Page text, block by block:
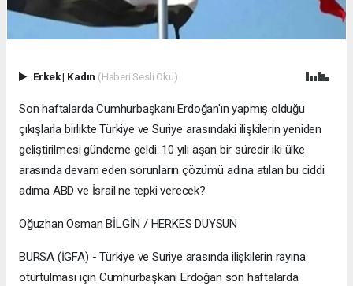
Erkek| Kadın (Haberi Sesli Oku)
Son haftalarda Cumhurbaşkanı Erdoğan'ın yapmış olduğu
çıkışlarla birlikte Türkiye ve Suriye arasındaki ilişkilerin yeniden
geliştirilmesi gündeme geldi. 10 yılı aşan bir süredir iki ülke
arasında devam eden sorunların çözümü adına atılan bu ciddi
adıma ABD ve İsrail ne tepki verecek?
Oğuzhan Osman BİLGİN / HERKES DUYSUN
BURSA (İGFA) - Türkiye ve Suriye arasında ilişkilerin rayına
oturtulması için Cumhurbaşkanı Erdoğan son haftalarda